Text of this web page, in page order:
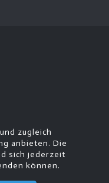
zugleich
anbieten. Die
sich jederzeit
können.